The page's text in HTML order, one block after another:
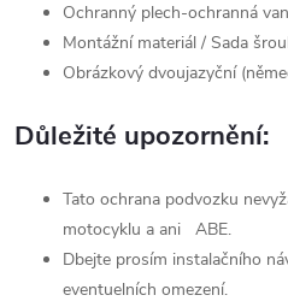
Ochranný plech-ochranná
Montážní materiál / Sada
Obrázkový dvoujazyční
Důležité upozornění:
Tato ochrana podvozku
motocyklu a ani ABE.
Dbejte prosím instalačního
eventuelních omezení.